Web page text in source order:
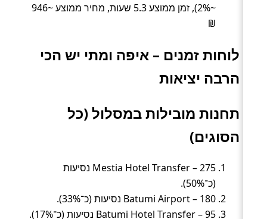
~2%), זמן ממוצע 5.3 שעות, מחיר ממוצע ~946
₪
לוחות זמנים – איפה ומתי יש הכי
הרבה יציאות
תחנות מובילות במסלול (כל
הסוגים)
Mestia Hotel Transfer – 275 נסיעות
(כ־50%).
Batumi Airport – 180 נסיעות (כ־33%).
Batumi Hotel Transfer – 95 נסיעות (כ־17%).